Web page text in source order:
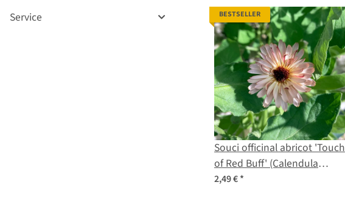
BESTSELLER
Souci officinal abricot 'Touch
of Red Buff' (Calendula
officinalis) graines
2,49 €*
Service